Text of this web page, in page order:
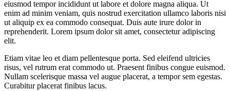
eiusmod tempor incididunt ut labore et dolore magna aliqua. Ut
enim ad minim veniam, quis nostrud exercitation ullamco laboris nisi
ut aliquip ex ea commodo consequat. Duis aute irure dolor in
reprehenderit. Lorem ipsum dolor sit amet, consectetur adipiscing
elit.
Etiam vitae leo et diam pellentesque porta. Sed eleifend ultricies
risus, vel rutrum erat commodo ut. Praesent finibus congue euismod.
Nullam scelerisque massa vel augue placerat, a tempor sem egestas.
Curabitur placerat finibus lacus.